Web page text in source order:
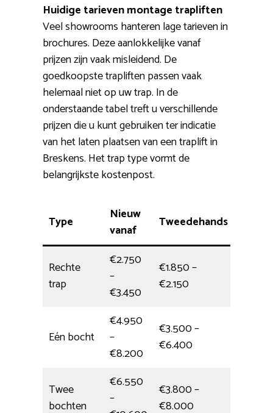
Huidige tarieven montage trapliften
Veel showrooms hanteren lage tarieven in
brochures. Deze aanlokkelijke vanaf
prijzen zijn vaak misleidend. De
goedkoopste trapliften passen vaak
helemaal niet op uw trap. In de
onderstaande tabel treft u verschillende
prijzen die u kunt gebruiken ter indicatie
van het laten plaatsen van een traplift in
Breskens. Het trap type vormt de
belangrijkste kostenpost.
Type
Nieuw
vanaf
Tweedehands
Rechte
trap
€2.750
–
€3.450
€1.850 –
€2.150
Eén bocht
€4.950
–
€8.200
€3.500 –
€6.400
Twee
bochten
€6.550
–
€3.800 –
€8.000